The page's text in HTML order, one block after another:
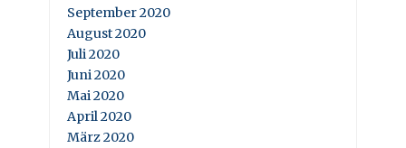
September 2020
August 2020
Juli 2020
Juni 2020
Mai 2020
April 2020
März 2020